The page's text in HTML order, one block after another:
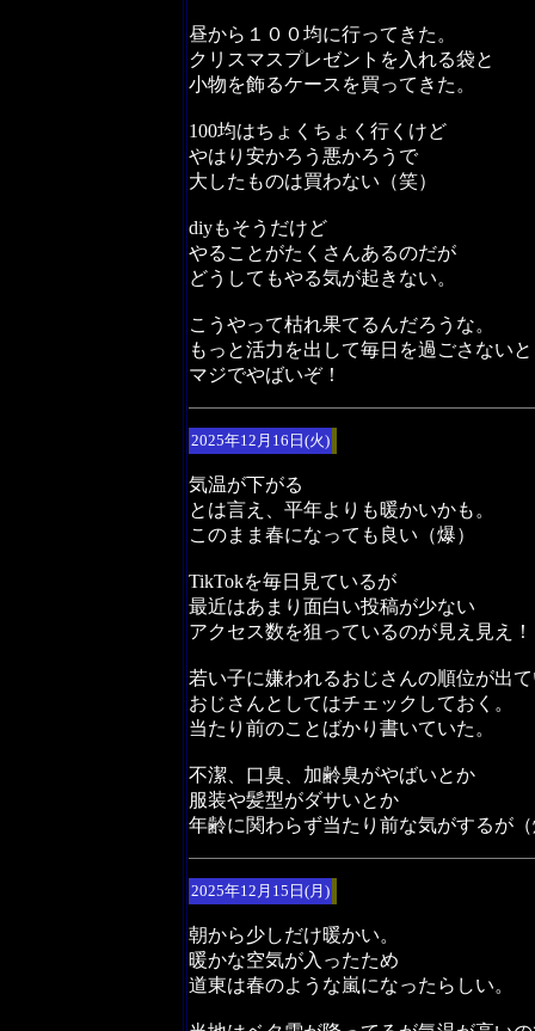
昼から１００均に行ってきた。
クリスマスプレゼントを入れる袋と
小物を飾るケースを買ってきた。
100均はちょくちょく行くけど
やはり安かろう悪かろうで
大したものは買わない（笑）
diyもそうだけど
やることがたくさんあるのだが
どうしてもやる気が起きない。
こうやって枯れ果てるんだろうな。
もっと活力を出して毎日を過ごさないと
マジでやばいぞ！
2025年12月16日(火)
気温が下がる
とは言え、平年よりも暖かいかも。
このまま春になっても良い（爆）
TikTokを毎日見ているが
最近はあまり面白い投稿が少ない
アクセス数を狙っているのが見え見え！
若い子に嫌われるおじさんの順位が出
おじさんとしてはチェックしておく。
当たり前のことばかり書いていた。
不潔、口臭、加齢臭がやばいとか
服装や髪型がダサいとか
年齢に関わらず当たり前な気がするが
2025年12月15日(月)
朝から少しだけ暖かい。
暖かな空気が入ったため
道東は春のような嵐になったらしい。